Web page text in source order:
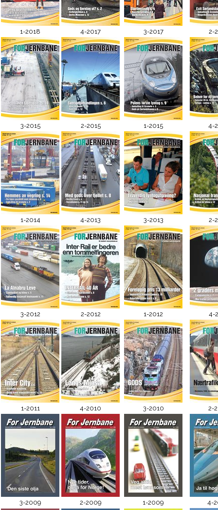
1-2018 4-2017 3-2017 2-
3-2015 2-2015 1-2015 4-
1-2014 4-2013 3-2013 2-
3-2012 2-2012 1-2012 4-
1-2011 4-2010 3-2010 2-
3-2009 2-2009 1-2009 4-